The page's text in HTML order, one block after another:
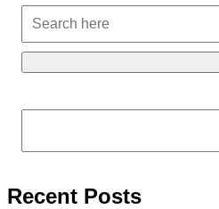
Tìm kiếm
Recent Posts